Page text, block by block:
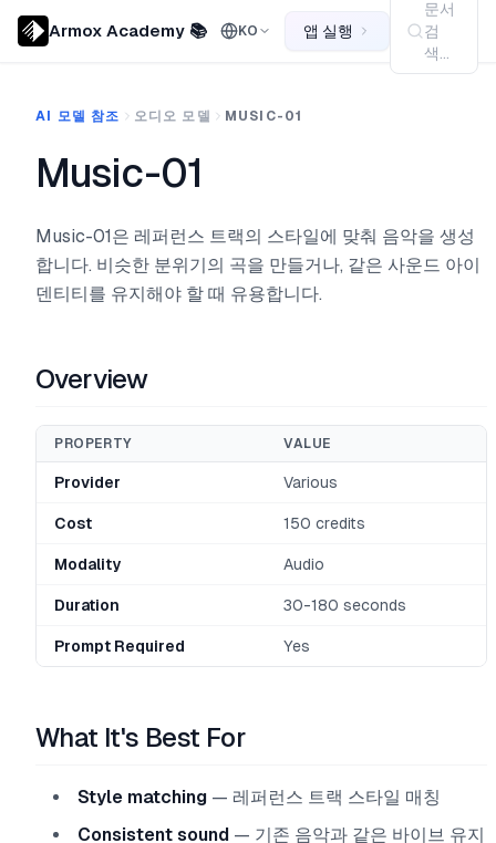
Armox Academy 📚 KO 앱 실행
문서
검
색...
AI 모델 참조 오디오 모델 MUSIC-01
Music-01
Music-01은 레퍼런스 트랙의 스타일에 맞춰 음악을 생성
합니다. 비슷한 분위기의 곡을 만들거나, 같은 사운드 아이
덴티티를 유지해야 할 때 유용합니다.
Overview
PROPERTY VALUE
Provider Various
Cost 150 credits
Modality Audio
Duration 30-180 seconds
Prompt Required Yes
What It's Best For
Style matching — 레퍼런스 트랙 스타일 매칭
Consistent sound — 기존 음악과 같은 바이브 유지